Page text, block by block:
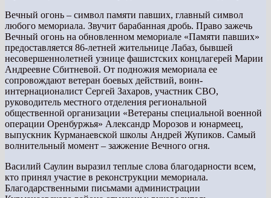
Вечный огонь – символ памяти павших, главный символ
любого мемориала. Звучит барабанная дробь. Право зажечь
Вечный огонь на обновленном мемориале «Памяти павших»
предоставляется 86-летней жительнице Лабаз, бывшей
несовершеннолетней узнице фашистских концлагерей Марии
Андреевне Сбитневой. От подножия мемориала ее
сопровождают ветеран боевых действий, воин-
интернационалист Сергей Захаров, участник СВО,
руководитель местного отделения региональной
общественной организации «Ветераны специальной военной
операции Оренбуржья» Александр Морозов и юнармеец,
выпускник Курманаевской школы Андрей Жупиков. Самый
волнительный момент – зажжение Вечного огня.
Василий Саулин выразил теплые слова благодарности всем,
кто принял участие в реконструкции мемориала.
Благодарственными письмами администрации